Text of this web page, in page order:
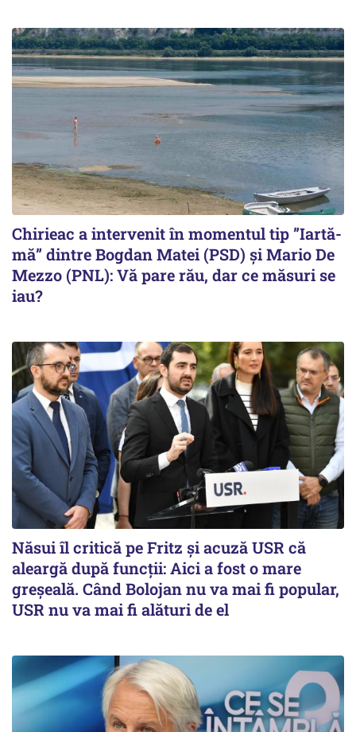
Chirieac a intervenit în momentul tip ”Iartă-
mă” dintre Bogdan Matei (PSD) și Mario De
Mezzo (PNL): Vă pare rău, dar ce măsuri se
iau?
Năsui îl critică pe Fritz și acuză USR că
aleargă după funcții: Aici a fost o mare
greșeală. Când Bolojan nu va mai fi popular,
USR nu va mai fi alături de el